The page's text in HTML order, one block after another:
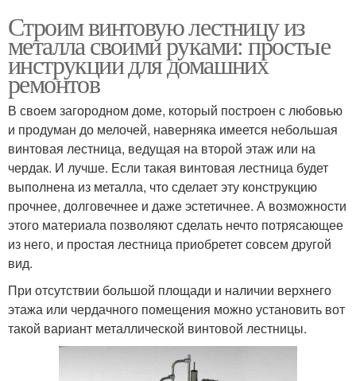
Строим винтовую лестницу из
металла своими руками: простые
инструкции для домашних
ремонтов
В своем загородном доме, который построен с любовью
и продуман до мелочей, наверняка имеется небольшая
винтовая лестница, ведущая на второй этаж или на
чердак. И лучше. Если такая винтовая лестница будет
выполнена из металла, что сделает эту конструкцию
прочнее, долговечнее и даже эстетичнее. А возможности
этого материала позволяют сделать нечто потрясающее
из него, и простая лестница приобретет совсем другой
вид.
При отсутствии большой площади и наличии верхнего
этажа или чердачного помещения можно установить вот
такой вариант металлической винтовой лестницы.